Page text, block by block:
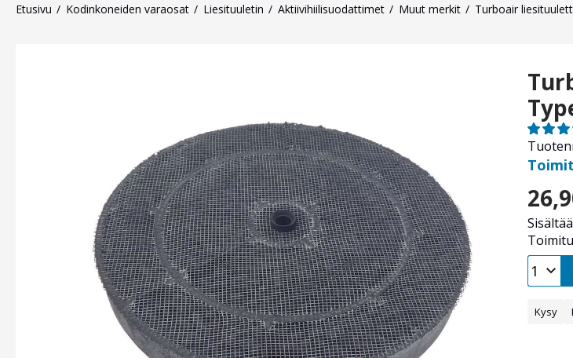
Etusivu Kodinkoneiden varaosat Liesituuletin Aktiivihiilisuodattimet Muut merkit Turboair
Kysy